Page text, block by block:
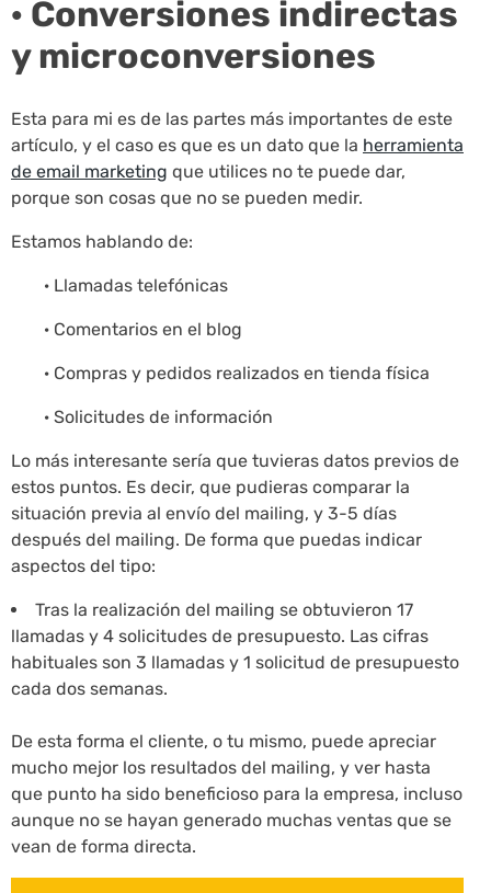
· Conversiones indirectas
y microconversiones
Esta para mi es de las partes más importantes de este
artículo, y el caso es que es un dato que la herramienta
de email marketing que utilices no te puede dar,
porque son cosas que no se pueden medir.
Estamos hablando de:
· Llamadas telefónicas
· Comentarios en el blog
· Compras y pedidos realizados en tienda física
· Solicitudes de información
Lo más interesante sería que tuvieras datos previos de
estos puntos. Es decir, que pudieras comparar la
situación previa al envío del mailing, y 3-5 días
después del mailing. De forma que puedas indicar
aspectos del tipo:
Tras la realización del mailing se obtuvieron 17
llamadas y 4 solicitudes de presupuesto. Las cifras
habituales son 3 llamadas y 1 solicitud de presupuesto
cada dos semanas.
De esta forma el cliente, o tu mismo, puede apreciar
mucho mejor los resultados del mailing, y ver hasta
que punto ha sido beneficioso para la empresa, incluso
aunque no se hayan generado muchas ventas que se
vean de forma directa.